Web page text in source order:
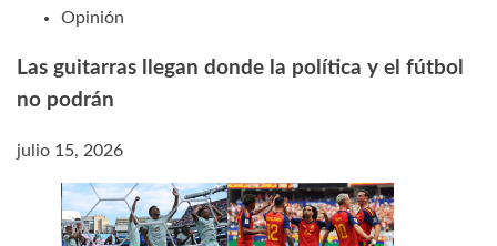
Opinión
Las guitarras llegan donde la política y el fútbol
no podrán
julio 15, 2026